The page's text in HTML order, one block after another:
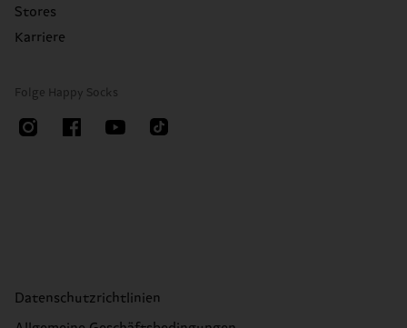
Stores
Karriere
Folge Happy Socks
Datenschutzrichtlinien